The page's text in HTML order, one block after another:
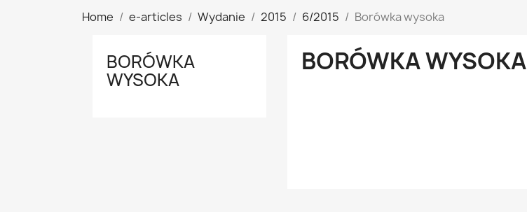
Home e-articles Wydanie 2015 6/2015 Borówka wysoka
BORÓWKA
WYSOKA
BORÓWKA WYSOKA